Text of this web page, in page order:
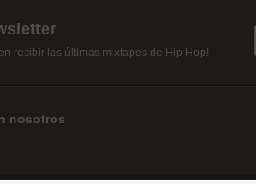
recibir las últimas mixtapes de Hip Hop!
nosotros